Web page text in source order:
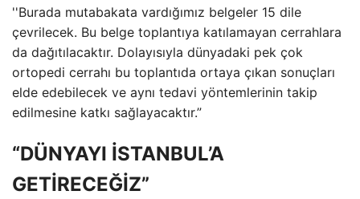
''Burada mutabakata vardığımız belgeler 15 dile
çevrilecek. Bu belge toplantıya katılamayan cerrahlara
da dağıtılacaktır. Dolayısıyla dünyadaki pek çok
ortopedi cerrahı bu toplantıda ortaya çıkan sonuçları
elde edebilecek ve aynı tedavi yöntemlerinin takip
edilmesine katkı sağlayacaktır.”
“DÜNYAYI İSTANBUL’A
GETİRECEĞİZ”